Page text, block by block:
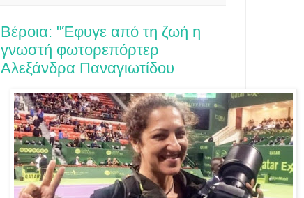
Βέροια: "Έφυγε από τη ζωή η
γνωστή φωτορεπόρτερ
Αλεξάνδρα Παναγιωτίδου